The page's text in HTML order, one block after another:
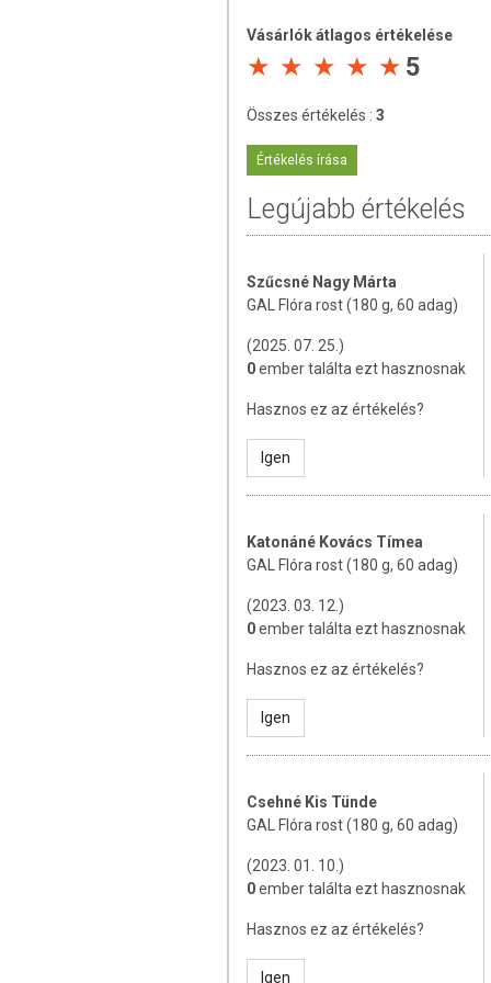
FELHASZNÁLÁSI
Folyadékban elkeverve, napi 3
legelőnyösebb reggel, éhgyomorra
nem fogyasztotta, kezdje 1 grammal,
napi 3 grammot.
kiskanálnyi tej, míg tejfehérjét
MIK A GAL FLÓRA ROST
A GAL Flóra rost fő hatóanyaga a
jelentősen nő).
A legkevésbé gázképző
prebiotikumokkal ellentétben
Segít megelőzni az utazások
Hosszútávon alkalmazva segít
Javítja az IBS-es betegek
A Bimuno® hatására
A Bimuno® Flóra rost a Bimuno® kis
adagolhatóságért, ami jól ki is
Vásárlók átlagos értékelése
5
Összes értékelés : 3
Értékelés írása
Legújabb értékelés
Szűcsné Nagy Márta
GAL Flóra rost (180 g, 60 adag)
(2025. 07. 25.)
0ember találta ezt hasznosnak
Hasznos ez az értékelés?
Igen
Katonáné Kovács Tímea
GAL Flóra rost (180 g, 60 adag)
(2023. 03. 12.)
0ember találta ezt hasznosnak
Hasznos ez az értékelés?
Igen
Csehné Kis Tünde
GAL Flóra rost (180 g, 60 adag)
(2023. 01. 10.)
0ember találta ezt hasznosnak
Hasznos ez az értékelés?
Igen